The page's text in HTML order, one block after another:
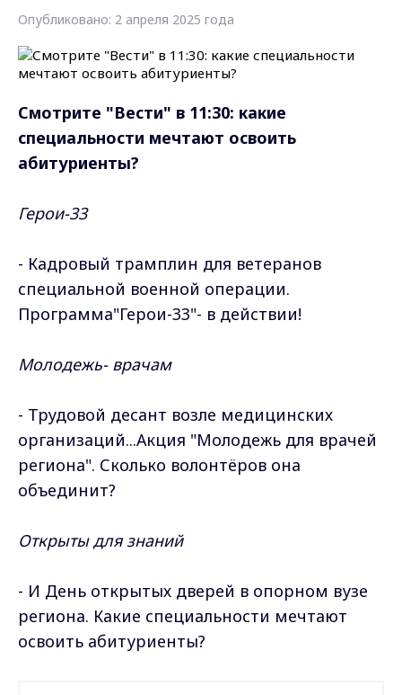
Опубликовано: 2 апреля 2025 года
Смотрите "Вести" в 11:30: какие
специальности мечтают освоить
абитуриенты?
Герои-33
- Кадровый трамплин для ветеранов
специальной военной операции.
Программа"Герои-33"- в действии!
Молодежь- врачам
- Трудовой десант возле медицинских
организаций...Акция "Молодежь для врачей
региона". Сколько волонтёров она
объединит?
Открыты для знаний
- И День открытых дверей в опорном вузе
региона. Какие специальности мечтают
освоить абитуриенты?